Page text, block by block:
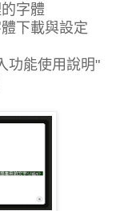
字體
下載與設定
功能使用說明"